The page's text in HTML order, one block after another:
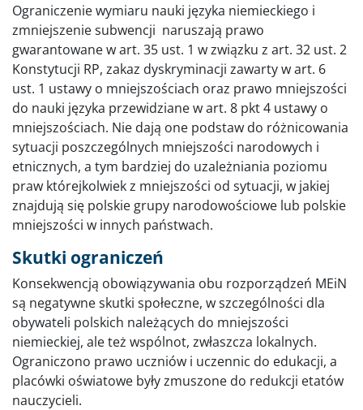
Ograniczenie wymiaru nauki języka niemieckiego i
zmniejszenie subwencji naruszają prawo
gwarantowane w art. 35 ust. 1 w związku z art. 32 ust. 2
Konstytucji RP, zakaz dyskryminacji zawarty w art. 6
ust. 1 ustawy o mniejszościach oraz prawo mniejszości
do nauki języka przewidziane w art. 8 pkt 4 ustawy o
mniejszościach. Nie dają one podstaw do różnicowania
sytuacji poszczególnych mniejszości narodowych i
etnicznych, a tym bardziej do uzależniania poziomu
praw którejkolwiek z mniejszości od sytuacji, w jakiej
znajdują się polskie grupy narodowościowe lub polskie
mniejszości w innych państwach.
Skutki ograniczeń
Konsekwencją obowiązywania obu rozporządzeń MEiN
są negatywne skutki społeczne, w szczególności dla
obywateli polskich należących do mniejszości
niemieckiej, ale też wspólnot, zwłaszcza lokalnych.
Ograniczono prawo uczniów i uczennic do edukacji, a
placówki oświatowe były zmuszone do redukcji etatów
nauczycieli.